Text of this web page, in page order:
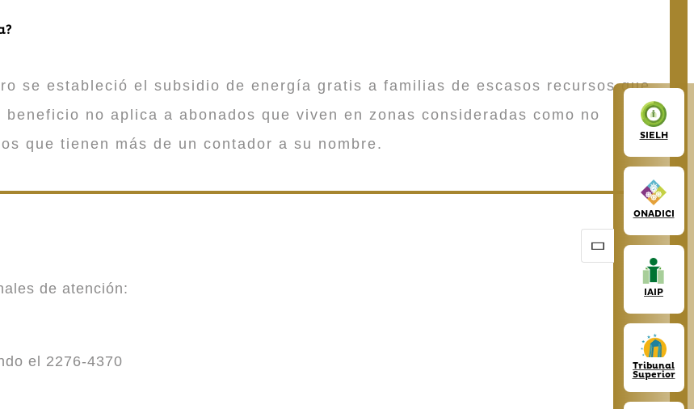
SIELH
ONADICI
IAIP
Tribunal
Superior
se estableció el subsidio de energía gratis a familias de escasos recursos que
no aplica a abonados que viven en zonas consideradas como no
que tienen más de un contador a su nombre.
de atención:
el 2276-4370